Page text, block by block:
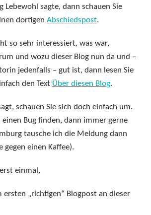
Lebewohl sagte, dann schauen Sie
dortigen Abschiedspost.
so sehr interessiert, was war,
und wozu dieser Blog nun da und –
jedenfalls – gut ist, dann lesen Sie
den Text Über diesen Blog.
schauen Sie sich doch einfach um.
einen Bug finden, dann immer gerne
tausche ich die Meldung dann
gegen einen Kaffee).
einmal,
ersten „richtigen“ Blogpost an dieser